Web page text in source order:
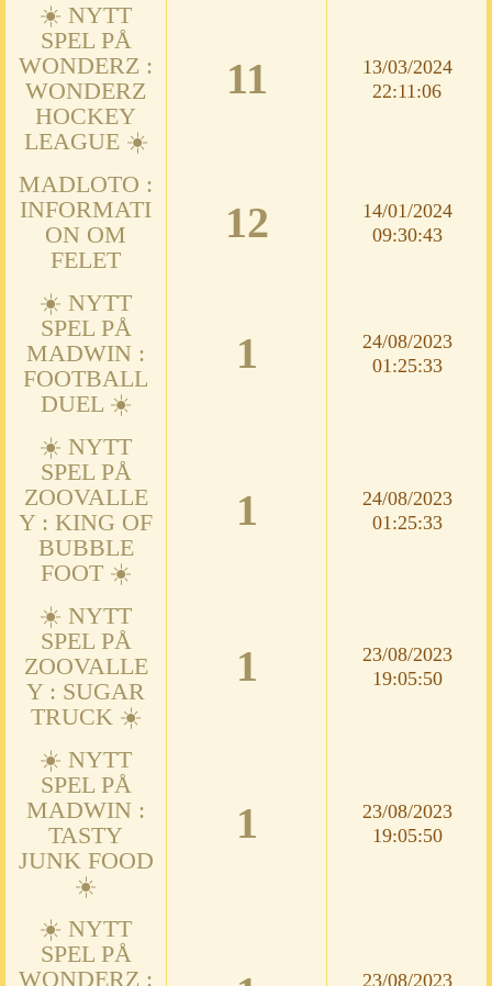
☀️ NYTT
SPEL PÅ
WONDERZ :
WONDERZ
HOCKEY
LEAGUE ☀️
11
13/03/2024
22:11:06
MADLOTO :
INFORMATI
ON OM
FELET
12
14/01/2024
09:30:43
☀️ NYTT
SPEL PÅ
MADWIN :
FOOTBALL
DUEL ☀️
1
24/08/2023
01:25:33
☀️ NYTT
SPEL PÅ
ZOOVALLE
Y : KING OF
BUBBLE
FOOT ☀️
1
24/08/2023
01:25:33
☀️ NYTT
SPEL PÅ
ZOOVALLE
Y : SUGAR
TRUCK ☀️
1
23/08/2023
19:05:50
☀️ NYTT
SPEL PÅ
MADWIN :
TASTY
JUNK FOOD
☀️
1
23/08/2023
19:05:50
☀️ NYTT
SPEL PÅ
WONDERZ :
23/08/2023